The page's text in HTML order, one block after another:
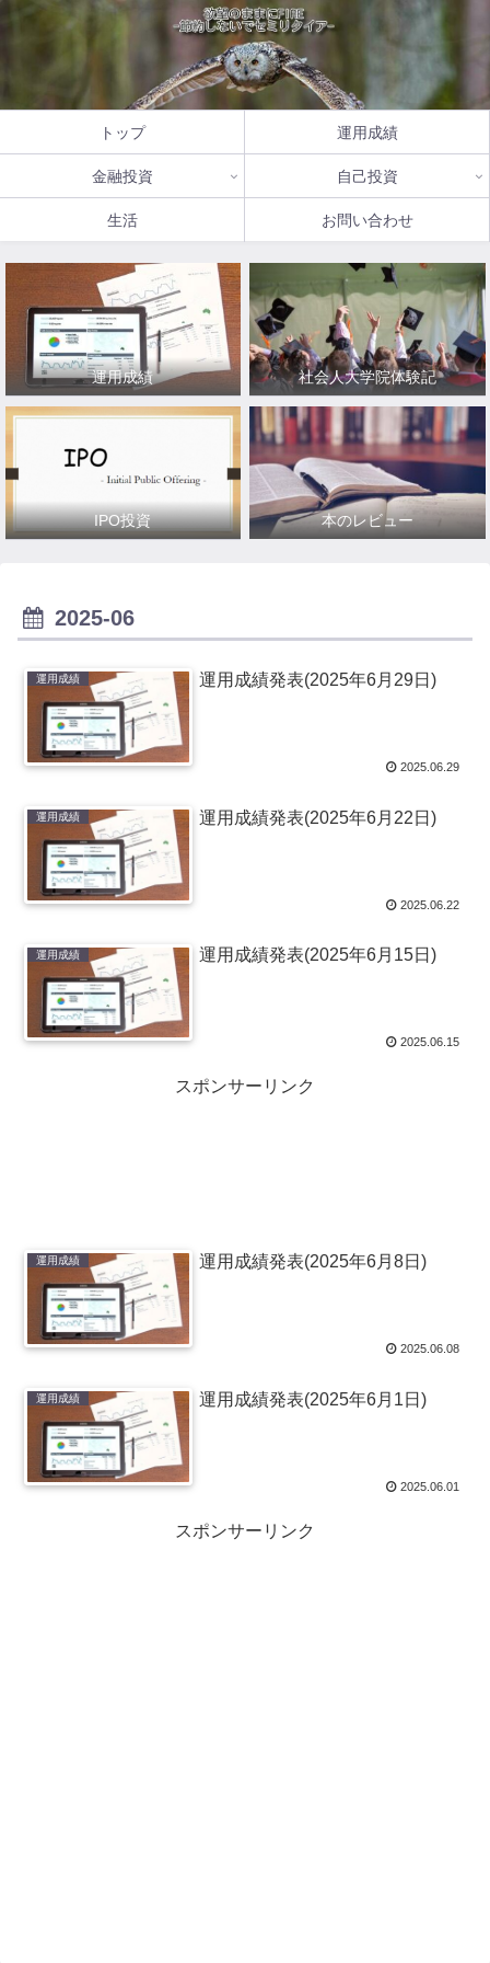
トップ 運用成績
金融投資 自己投資
生活 お問い合わせ
運用成績 社会人大学院体験記
IPO投資 本のレビュー
2025-06
運用成績 運用成績発表(2025年6月29日)
2025.06.29
運用成績 運用成績発表(2025年6月22日)
2025.06.22
運用成績 運用成績発表(2025年6月15日)
2025.06.15
スポンサーリンク
運用成績 運用成績発表(2025年6月8日)
2025.06.08
運用成績 運用成績発表(2025年6月1日)
2025.06.01
スポンサーリンク